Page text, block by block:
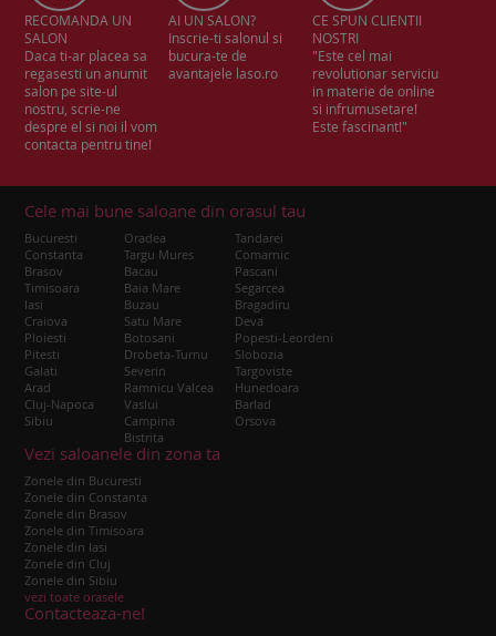
RECOMANDA UN
SALON
Daca ti-ar placea sa
regasesti un anumit
salon pe site-ul
nostru, scrie-ne
despre el si noi il vom
contacta pentru tine!
AI UN SALON?
Inscrie-ti salonul si
bucura-te de
avantajele laso.ro
CE SPUN CLIENTII
NOSTRI
"Este cel mai
revolutionar serviciu
in materie de online
si infrumusetare!
Este fascinant!"
Cele mai bune saloane din orasul tau
Bucuresti
Constanta
Brasov
Timisoara
Iasi
Craiova
Ploiesti
Pitesti
Galati
Arad
Cluj-Napoca
Sibiu
Oradea
Targu Mures
Bacau
Baia Mare
Buzau
Satu Mare
Botosani
Drobeta-Turnu
Severin
Ramnicu Valcea
Vaslui
Campina
Bistrita
Tandarei
Comarnic
Pascani
Segarcea
Bragadiru
Deva
Popesti-Leordeni
Slobozia
Targoviste
Hunedoara
Barlad
Orsova
Vezi saloanele din zona ta
Zonele din Bucuresti
Zonele din Constanta
Zonele din Brasov
Zonele din Timisoara
Zonele din Iasi
Zonele din Cluj
Zonele din Sibiu
vezi toate orasele
Contacteaza-ne!